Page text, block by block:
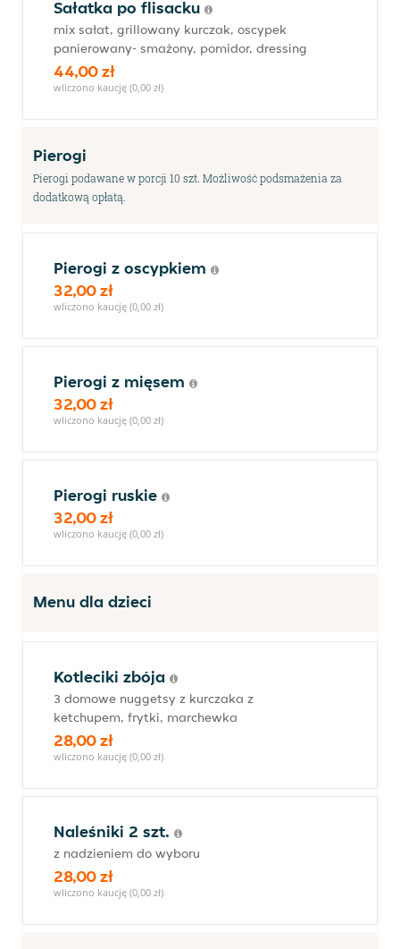
Sałatka po flisacku
mix sałat, grillowany kurczak, oscypek
panierowany- smażony, pomidor, dressing
44,00 zł
wliczono kaucję (0,00 zł)
Pierogi
Pierogi podawane w porcji 10 szt. Możliwość podsmażenia za
dodatkową opłatą.
Pierogi z oscypkiem
32,00 zł
wliczono kaucję (0,00 zł)
Pierogi z mięsem
32,00 zł
wliczono kaucję (0,00 zł)
Pierogi ruskie
32,00 zł
wliczono kaucję (0,00 zł)
Menu dla dzieci
Kotleciki zbója
3 domowe nuggetsy z kurczaka z
ketchupem, frytki, marchewka
28,00 zł
wliczono kaucję (0,00 zł)
Naleśniki 2 szt.
z nadzieniem do wyboru
28,00 zł
wliczono kaucję (0,00 zł)